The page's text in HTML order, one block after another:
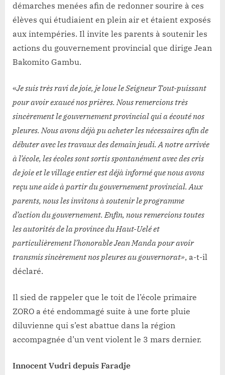
démarches menées afin de redonner sourire à ces
élèves qui étudiaient en plein air et étaient exposés
aux intempéries. Il invite les parents à soutenir les
actions du gouvernement provincial que dirige Jean
Bakomito Gambu.
«Je suis très ravi de joie, je loue le Seigneur Tout-puissant
pour avoir exaucé nos prières. Nous remercions très
sincèrement le gouvernement provincial qui a écouté nos
pleures. Nous avons déjà pu acheter les nécessaires afin de
débuter avec les travaux des demain jeudi. A notre arrivée
à l’école, les écoles sont sortis spontanément avec des cris
de joie et le village entier est déjà informé que nous avons
reçu une aide à partir du gouvernement provincial. Aux
parents, nous les invitons à soutenir le programme
d’action du gouvernement. Enfin, nous remercions toutes
les autorités de la province du Haut-Uelé et
particulièrement l’honorable Jean Manda pour avoir
transmis sincèrement nos pleures au gouvernorat», a-t-il
déclaré.
Il sied de rappeler que le toit de l’école primaire
ZORO a été endommagé suite à une forte pluie
diluvienne qui s’est abattue dans la région
accompagnée d’un vent violent le 3 mars dernier.
Innocent Vudri depuis Faradje